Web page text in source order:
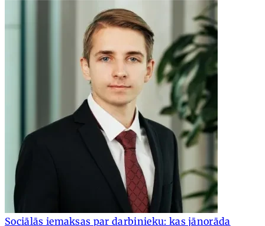
Sociālās iemaksas par darbinieku: kas jānorāda